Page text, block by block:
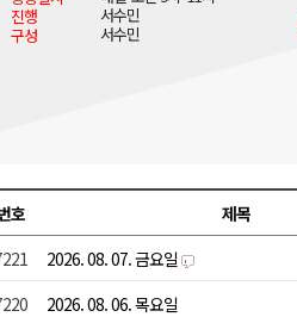
대 불편
속 '다'등급
된 공동체"
가폭력 사과
진행
서수민
구성
서수민
호 제목
2026. 08. 07. 금요일
2026. 08. 06. 목요일